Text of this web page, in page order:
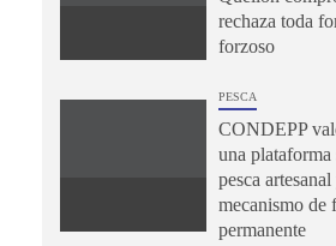
rechaza toda
forzoso
PESCA
CONDEPP
una plataforma
pesca
mecanismo de
permanente